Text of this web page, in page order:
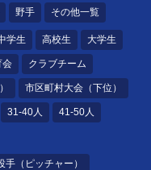
野手 その他一覧
学生 高校生 大学生
会 クラブチーム
市区町村大会（下位）
31-40人 41-50人
手（ピッチャー）